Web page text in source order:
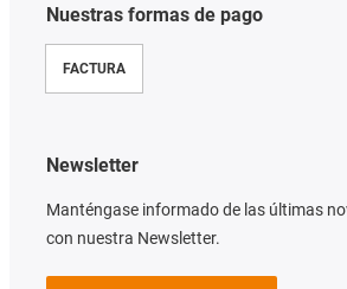
Nuestras formas de pago
FACTURA
Newsletter
Manténgase informado de las últimas
con nuestra Newsletter.